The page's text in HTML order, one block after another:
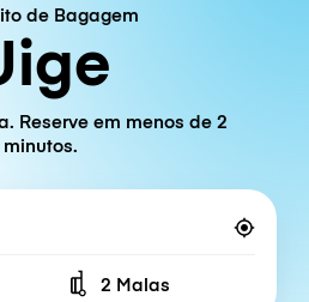
de Bagagem
Reserve em menos de 2
minutos.
Number of bags
2 Malas